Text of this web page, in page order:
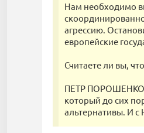
Нам необходимо
агрессию.
европейские
Считаете ли вы,
ПЕТР ПОРОШЕНКО:
который до сих
альтернативы. И с